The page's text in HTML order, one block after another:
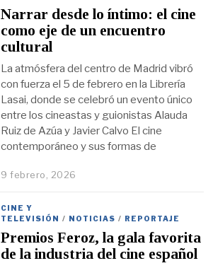
Narrar desde lo íntimo: el cine
como eje de un encuentro
cultural
La atmósfera del centro de Madrid vibró
con fuerza el 5 de febrero en la Librería
Lasai, donde se celebró un evento único
entre los cineastas y guionistas Alauda
Ruiz de Azúa y Javier Calvo El cine
contemporáneo y sus formas de
9 febrero, 2026
CINE Y
TELEVISIÓN / NOTICIAS / REPORTAJE
Premios Feroz, la gala favorita
de la industria del cine español